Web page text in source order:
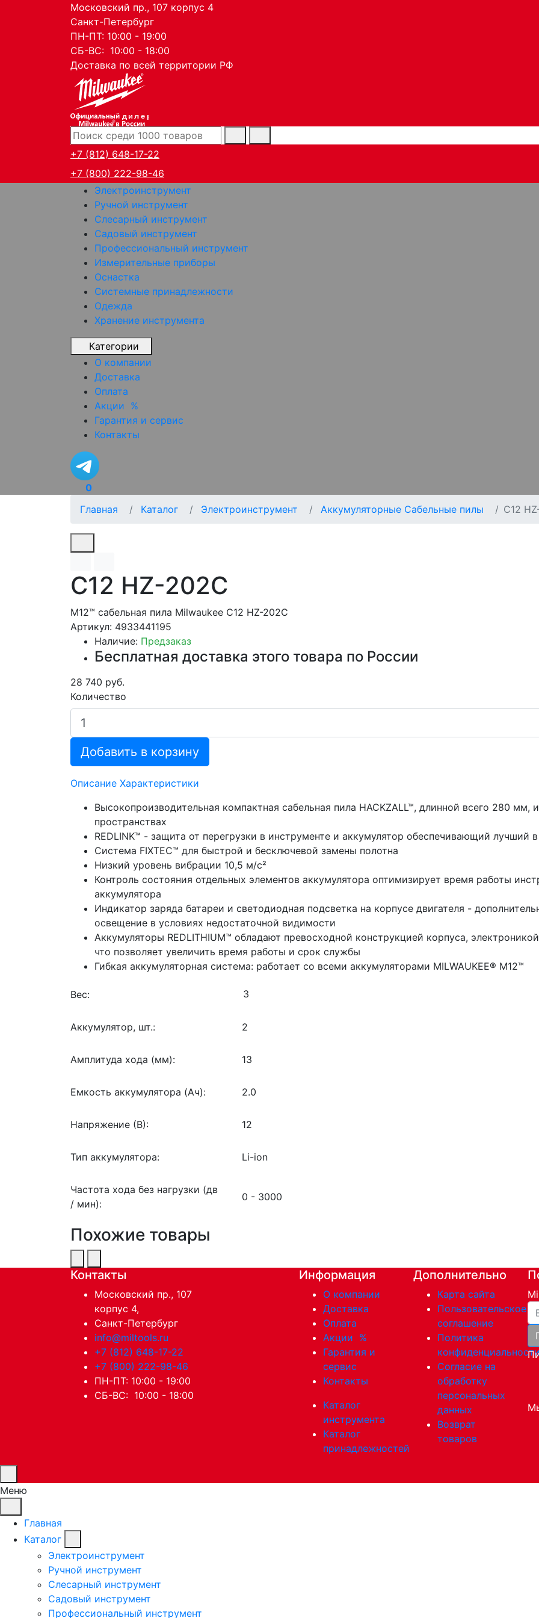
Московский пр., 107 корпус 4
Санкт-Петербург
ПН-ПТ: 10:00 - 19:00
СБ-ВС: 10:00 - 18:00
Доставка по всей территории РФ
дилер
+7 (812) 648-17-22
+7 (800) 222-98-46
Электроинструмент
Ручной инструмент
Слесарный инструмент
Садовый инструмент
Профессиональный инструмент
Измерительные приборы
Оснастка
Системные принадлежности
Одежда
Хранение инструмента
Категории
О компании
Доставка
Оплата
Акции %
Гарантия и сервис
Контакты
0
Главная
Каталог Электроинструмент Аккумуляторные Сабельные пилы C12
C12 HZ-202C
M12™ сабельная пила Milwaukee C12 HZ-202C
Артикул: 4933441195
Наличие: Предзаказ
Бесплатная доставка этого товара по России
28 740 руб.
Количество
Добавить в корзину
Описание Характеристики
Высокопроизводительная компактная сабельная пила HACKZALL™, длинной всего 280 мм,
пространствах
REDLINK™ - защита от перегрузки в инструменте и аккумулятор обеспечивающий лучший
Система FIXTEC™ для быстрой и бесключевой замены полотна
Низкий уровень вибрации 10,5 м/с²
Контроль состояния отдельных элементов аккумулятора оптимизирует время работы
аккумулятора
Индикатор заряда батареи и светодиодная подсветка на корпусе двигателя -
освещение в условиях недостаточной видимости
Аккумуляторы REDLITHIUM™ обладают превосходной конструкцией корпуса,
что позволяет увеличить время работы и срок службы
Гибкая аккумуляторная система: работает со всеми аккумуляторами MILWAUKEE® M12™
Вес:
Аккумулятор, шт.: 2
Амплитуда хода (мм): 13
Емкость аккумулятора (Ач): 2.0
Напряжение (В): 12
Тип аккумулятора: Li-ion
Частота хода без нагрузки (дв
/ мин):
0 - 3000
Похожие товары
Контакты
Московский пр., 107
корпус 4,
Санкт-Петербург
info@miltools.ru
+7 (812) 648-17-22
+7 (800) 222-98-46
ПН-ПТ: 10:00 - 19:00
СБ-ВС: 10:00 - 18:00
Информация
О компании
Доставка
Оплата
Акции %
Гарантия и
сервис
Контакты
Каталог
инструмента
Каталог
принадлежностей
Дополнительно
Карта сайта
Пользовательское
соглашение
Политика
Согласие на
обработку
персональных
данных
Возврат
товаров
Меню
Главная
Каталог
Электроинструмент
Ручной инструмент
Слесарный инструмент
Садовый инструмент
Профессиональный инструмент